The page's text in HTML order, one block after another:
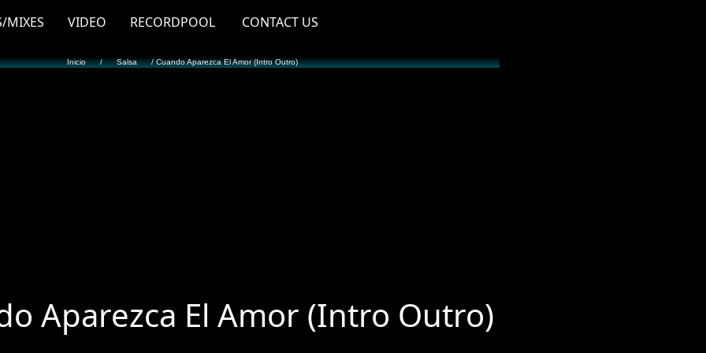
MIXES VIDEO RECORDPOOL CONTACT US
Inicio / Salsa / Cuando Aparezca El Amor (Intro Outro)
Aparezca El Amor (Intro Outro)